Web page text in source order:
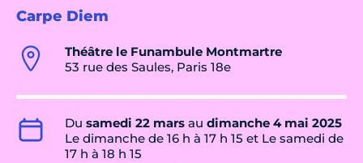
Carpe Diem
Théâtre le Funambule Montmartre
53 rue des Saules, Paris 18e
Du samedi 22 mars au dimanche 4 mai 2025
Le dimanche de 16 h à 17 h 15 et Le samedi de
17 h à 18 h 15